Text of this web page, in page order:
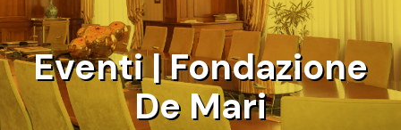
Eventi | Fondazione
De Mari